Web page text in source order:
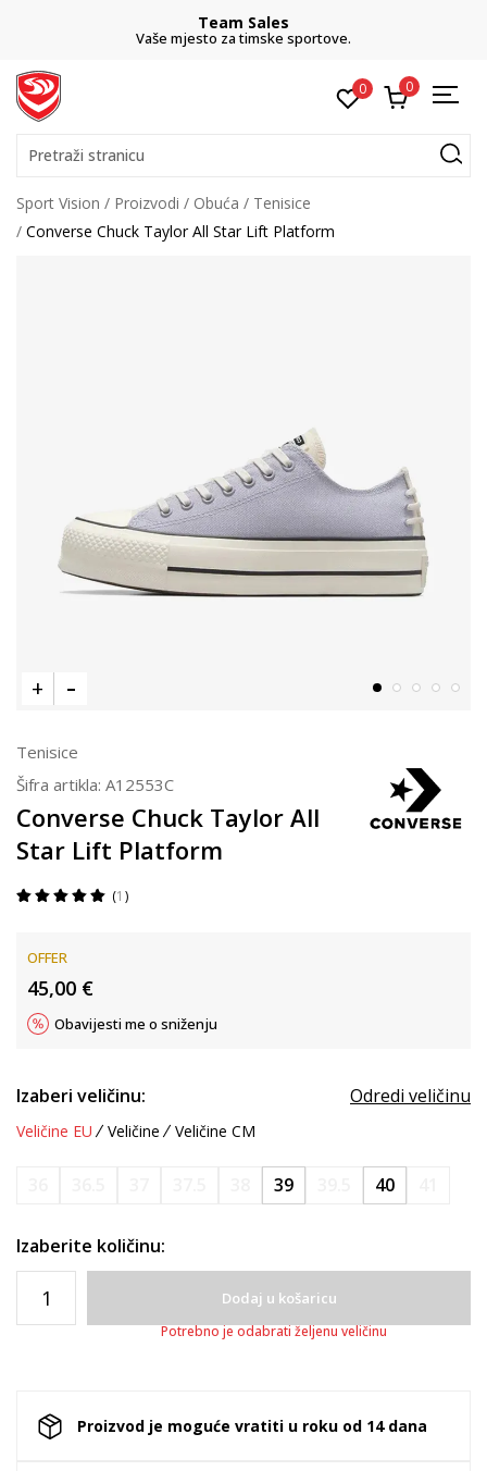
Team Sales
Vaše mjesto za timske sportove.
0 0
Pretraži stranicu
Sport Vision Proizvodi Obuća
Tenisice
Converse Chuck Taylor All Star Lift Platform
Tenisice
Šifra artikla: A12553C
Converse Chuck Taylor All
Star Lift Platform
1
OFFER
45,00 €
Obavijesti me o sniženju
Izaberi veličinu: Odredi veličinu
Veličine EU Veličine Veličine CM
39 40
Izaberite količinu:
Dodaj u košaricu
Potrebno je odabrati željenu veličinu
Proizvod je moguće vratiti u roku od 14 dana